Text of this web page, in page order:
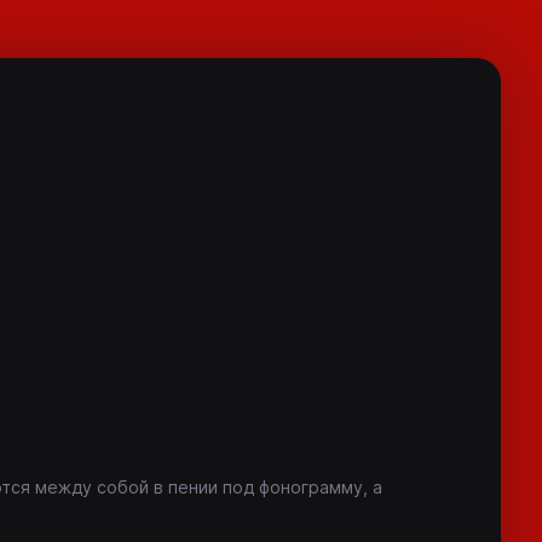
между собой в пении под фонограмму, а